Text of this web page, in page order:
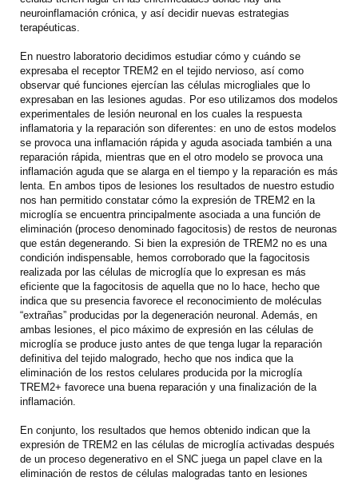
neuroinflamación crónica, y así decidir nuevas estrategias
terapéuticas.
En nuestro laboratorio decidimos estudiar cómo y cuándo se
expresaba el receptor TREM2 en el tejido nervioso, así como
observar qué funciones ejercían las células microgliales que lo
expresaban en las lesiones agudas. Por eso utilizamos dos modelos
experimentales de lesión neuronal en los cuales la respuesta
inflamatoria y la reparación son diferentes: en uno de estos modelos
se provoca una inflamación rápida y aguda asociada también a una
reparación rápida, mientras que en el otro modelo se provoca una
inflamación aguda que se alarga en el tiempo y la reparación es más
lenta. En ambos tipos de lesiones los resultados de nuestro estudio
nos han permitido constatar cómo la expresión de TREM2 en la
microglía se encuentra principalmente asociada a una función de
eliminación (proceso denominado fagocitosis) de restos de neuronas
que están degenerando. Si bien la expresión de TREM2 no es una
condición indispensable, hemos corroborado que la fagocitosis
realizada por las células de microglía que lo expresan es más
eficiente que la fagocitosis de aquella que no lo hace, hecho que
indica que su presencia favorece el reconocimiento de moléculas
“extrañas” producidas por la degeneración neuronal. Además, en
ambas lesiones, el pico máximo de expresión en las células de
microglía se produce justo antes de que tenga lugar la reparación
definitiva del tejido malogrado, hecho que nos indica que la
eliminación de los restos celulares producida por la microglía
TREM2+ favorece una buena reparación y una finalización de la
inflamación.
En conjunto, los resultados que hemos obtenido indican que la
expresión de TREM2 en las células de microglía activadas después
de un proceso degenerativo en el SNC juega un papel clave en la
eliminación de restos de células malogradas tanto en lesiones